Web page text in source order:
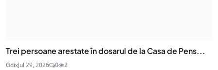
Trei persoane arestate în dosarul de la Casa de Pens...
OdixJul 29, 2026 0 2